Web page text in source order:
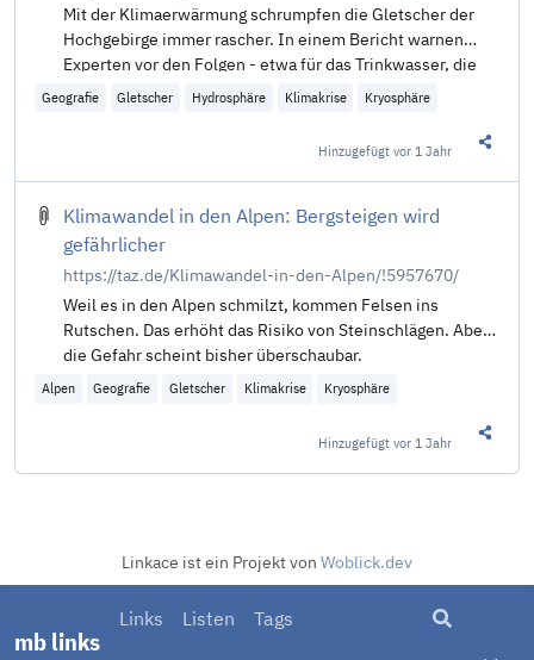
mb links
Links Listen Tags
Mit der Klimaerwärmung schrumpfen die Gletscher der
Hochgebirge immer rascher. In einem Bericht warnen
Experten vor den Folgen - etwa für das Trinkwasser, die
Meeresspiegel und der Gefahr von Überflutungen.
Geografie Gletscher Hydrosphäre Klimakrise Kryosphäre
Hinzugefügtvor 1 Jahr
Klimawandel in den Alpen: Bergsteigen wird
gefährlicher
https://taz.de/Klimawandel-in-den-Alpen/!5957670/
Weil es in den Alpen schmilzt, kommen Felsen ins
Rutschen. Das erhöht das Risiko von Steinschlägen. Aber
die Gefahr scheint bisher überschaubar.
Alpen Geografie Gletscher Klimakrise Kryosphäre
Hinzugefügtvor 1 Jahr
Linkace ist ein Projekt von Woblick.dev